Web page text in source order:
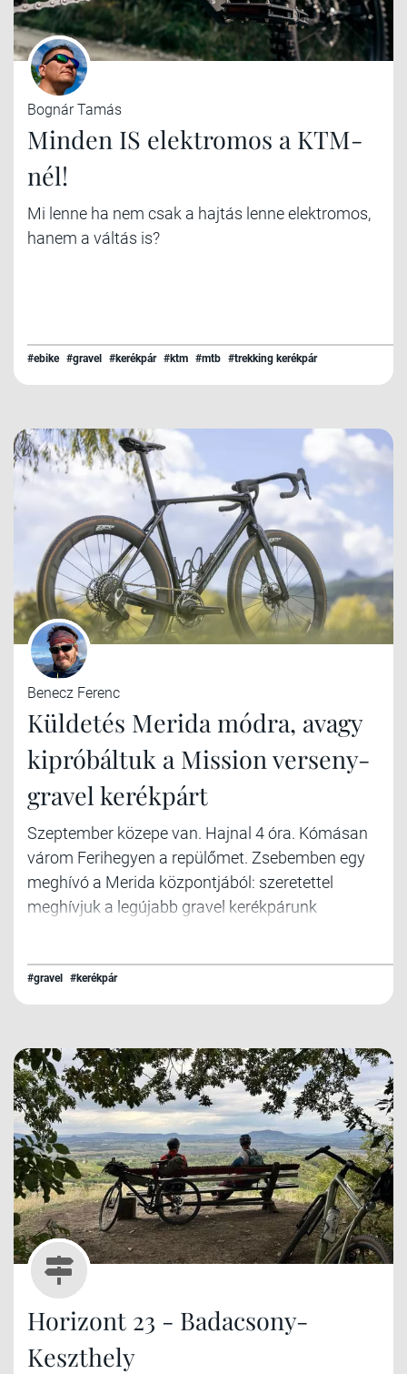
Bognár Tamás
Minden IS elektromos a KTM-
nél!
Mi lenne ha nem csak a hajtás lenne elektromos,
hanem a váltás is?
#ebike #gravel #kerékpár #ktm #mtb #trekking kerékpár
Benecz Ferenc
Küldetés Merida módra, avagy
kipróbáltuk a Mission verseny-
gravel kerékpárt
Szeptember közepe van. Hajnal 4 óra. Kómásan
várom Ferihegyen a repülőmet. Zsebemben egy
meghívó a Merida központjából: szeretettel
meghívjuk a legújabb gravel kerékpárunk
mennyire izgatott vagyok.
#gravel #kerékpár
Horizont 23 - Badacsony-
Keszthely